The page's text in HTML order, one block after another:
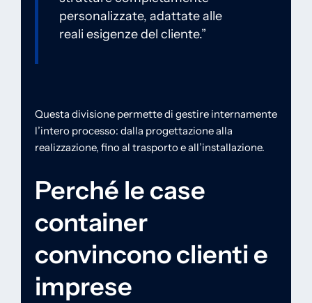
personalizzate, adattate alle
reali esigenze del cliente.”
Questa divisione permette di gestire internamente
l’intero processo: dalla progettazione alla
realizzazione, fino al trasporto e all’installazione.
Perché le case
container
convincono clienti e
imprese